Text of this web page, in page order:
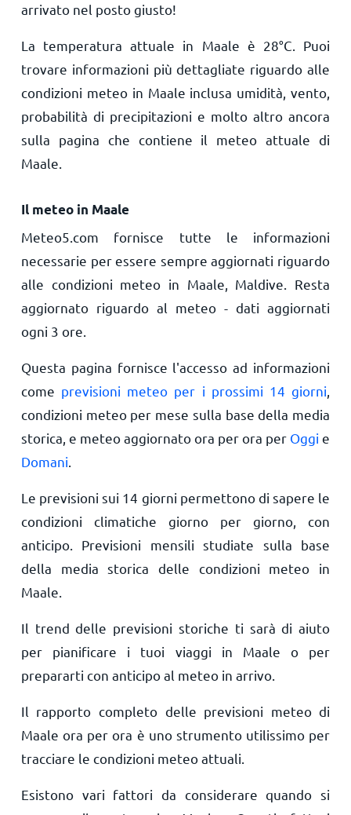
arrivato nel posto giusto!
La temperatura attuale in Maale è 28°C . Puoi
trovare informazioni più dettagliate riguardo alle
condizioni meteo in Maale inclusa umidità, vento,
probabilità di precipitazioni e molto altro ancora
sulla pagina che contiene il meteo attuale di
Maale.
Il meteo in Maale
Meteo5.com fornisce tutte le informazioni
necessarie per essere sempre aggiornati riguardo
alle condizioni meteo in Maale, Maldive. Resta
aggiornato riguardo al meteo - dati aggiornati
ogni 3 ore.
Questa pagina fornisce l'accesso ad informazioni
come previsioni meteo per i prossimi 14 giorni
condizioni meteo per mese sulla base della media
storica, e meteo aggiornato ora per ora per Oggi e
Domani
Le previsioni sui 14 giorni permettono di sapere le
condizioni climatiche giorno per giorno, con
anticipo. Previsioni mensili studiate sulla base
della media storica delle condizioni meteo in
Maale.
Il trend delle previsioni storiche ti sarà di aiuto
per pianificare i tuoi viaggi in Maale o per
prepararti con anticipo al meteo in arrivo.
Il rapporto completo delle previsioni meteo di
Maale ora per ora è uno strumento utilissimo per
tracciare le condizioni meteo attuali.
Esistono vari fattori da considerare quando si